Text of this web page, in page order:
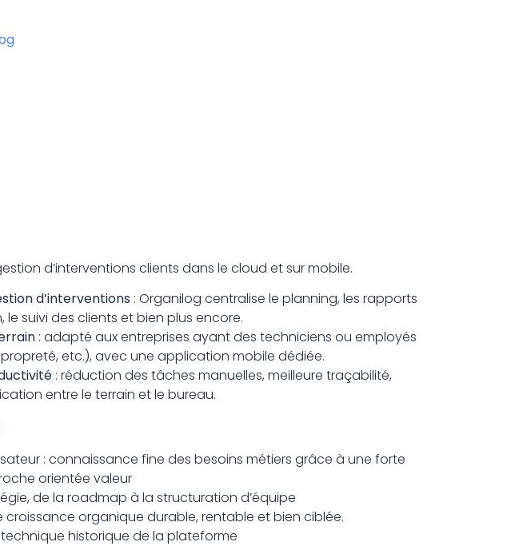
d’interventions clients dans le cloud et sur mobile.
d’interventions : Organilog centralise le planning, les rapports
suivi des clients et bien plus encore.
: adapté aux entreprises ayant des techniciens ou employés
etc.), avec une application mobile dédiée.
: réduction des tâches manuelles, meilleure traçabilité,
entre le terrain et le bureau.
: connaissance fine des besoins métiers grâce à une forte
orientée valeur
de la roadmap à la structuration d’équipe
organique durable, rentable et bien ciblée.
historique de la plateforme